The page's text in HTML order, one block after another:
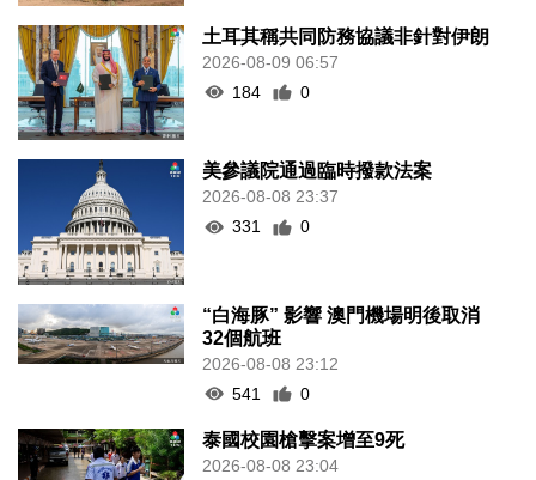
土耳其稱共同防務協議非針對伊朗
2026-08-09 06:57
184
0
美參議院通過臨時撥款法案
2026-08-08 23:37
331
0
“白海豚” 影響 澳門機場明後取消
32個航班
2026-08-08 23:12
541
0
泰國校園槍擊案增至9死
2026-08-08 23:04